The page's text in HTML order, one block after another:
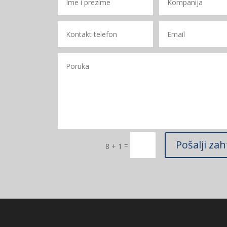
8 + 1 = Pošalji